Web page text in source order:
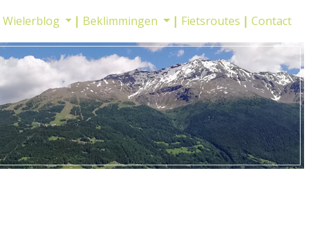
Wielerblog Beklimmingen Fietsroutes Contact